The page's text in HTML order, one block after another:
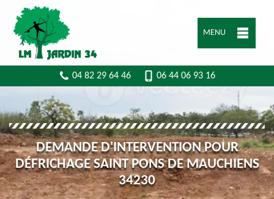
MENU
04 82 29 64 46 06 44 06 93 16
DEMANDE D'INTERVENTION POUR
DÉFRICHAGE SAINT PONS DE MAUCHIENS
34230